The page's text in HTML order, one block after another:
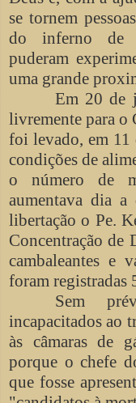
se tornem
do inferno de
puderam
uma grande
Em 20 de
livremente para o
foi levado, em 11
condições de
o número de
aumentava dia
libertação o Pe.
Concentração de
cambaleantes e
foram registradas
Sem
incapacitados ao
às câmaras de
porque o chefe
que fosse